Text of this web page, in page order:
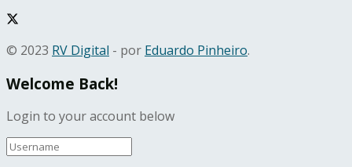
© 2023 RV Digital - por Eduardo Pinheiro.
Welcome Back!
Login to your account below